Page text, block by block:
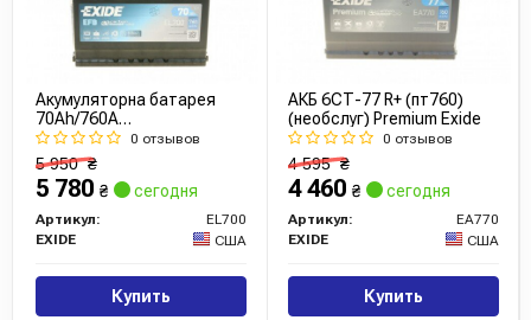
Акумуляторна батарея
70Ah/760A
(278x175x190/+R/B13)
(Start-Stop EFB)
0 отзывов
5 950₴
5 780 ₴ сегодня
Артикул:
EL700
EXIDE
США
Купить
АКБ 6СТ-77 R+ (пт760)
(необслуг) Premium Exide
0 отзывов
4 595₴
4 460 ₴ сегодня
Артикул:
EA770
EXIDE
США
Купить